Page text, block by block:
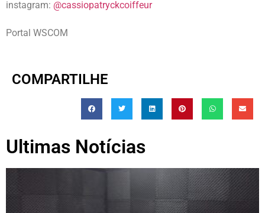
instagram: @cassiopatryckcoiffeur
Portal WSCOM
COMPARTILHE
Ultimas Notícias